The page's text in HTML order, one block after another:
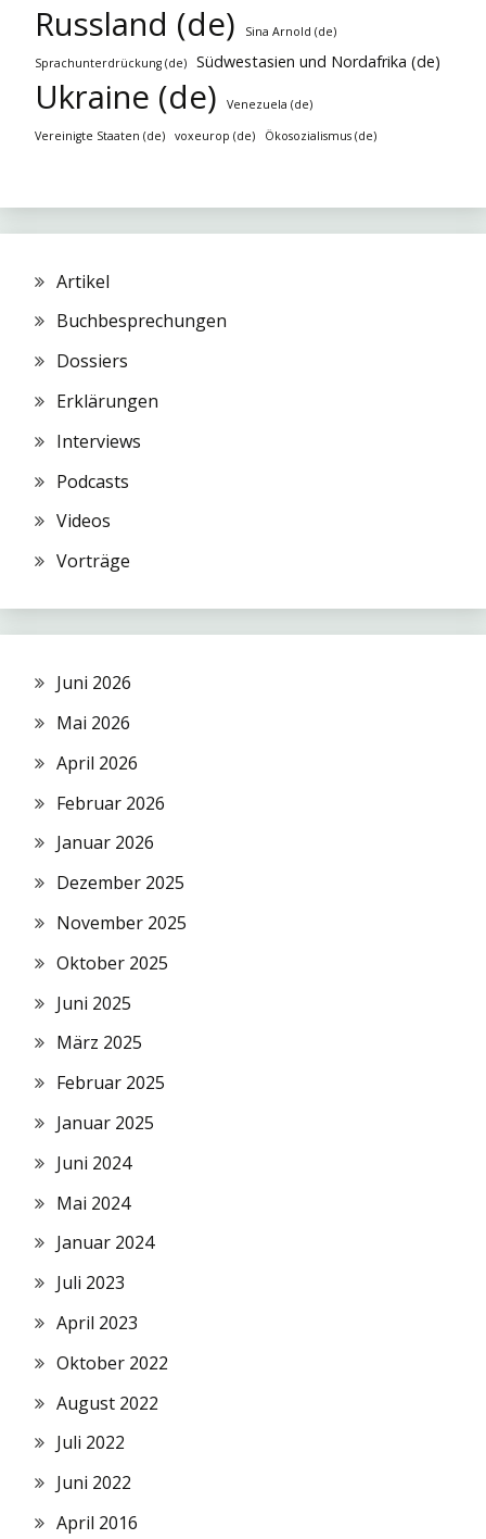
Russland (de) Sina Arnold (de)
Sprachunterdrückung (de) Südwestasien und Nordafrika (de)
Ukraine (de) Venezuela (de)
Vereinigte Staaten (de) voxeurop (de) Ökosozialismus (de)
Artikel
Buchbesprechungen
Dossiers
Erklärungen
Interviews
Podcasts
Videos
Vorträge
Juni 2026
Mai 2026
April 2026
Februar 2026
Januar 2026
Dezember 2025
November 2025
Oktober 2025
Juni 2025
März 2025
Februar 2025
Januar 2025
Juni 2024
Mai 2024
Januar 2024
Juli 2023
April 2023
Oktober 2022
August 2022
Juli 2022
Juni 2022
April 2016